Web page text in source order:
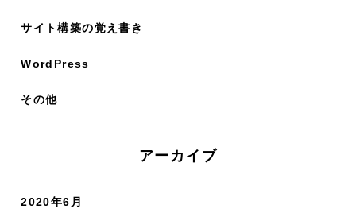
サイト構築の覚え書き
WordPress
その他
アーカイブ
2020年6月